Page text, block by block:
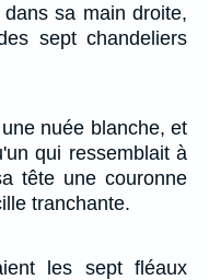
sa main droite,
sept chandeliers
nuée blanche, et
qui ressemblait à
tête une couronne
tranchante.
les sept fléaux